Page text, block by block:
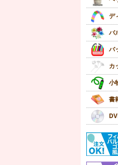
デ
バ
バ
カ
小
書